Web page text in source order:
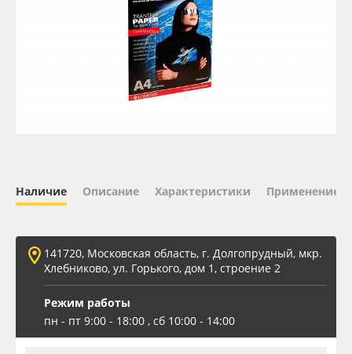
Плёнка монтажная Oratape
ПЭТ бэклит
Баннер
Заготовки для сувениров
Наличие Описание Характеристики Применение
141720, Московская область, г. Долгопрудный, мкр.
Хлебниково, ул. Горького, дом 1, строение 2
Режим работы
пн - пт 9:00 - 18:00 , сб 10:00 - 14:00